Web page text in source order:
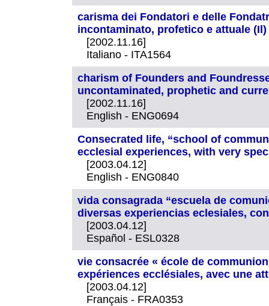
carisma dei Fondatori e delle
incontaminato, profetico e attuale (Il)
[2002.11.16]
Italiano - ITA1564
charism of Founders and
uncontaminated, prophetic and
[2002.11.16]
English - ENG0694
Consecrated life, “school of
ecclesial experiences, with very
[2003.04.12]
English - ENG0840
vida consagrada “escuela de
diversas experiencias eclesiales,
[2003.04.12]
Español - ESL0328
vie consacrée « école de
expériences ecclésiales, avec une
[2003.04.12]
Français - FRA0353